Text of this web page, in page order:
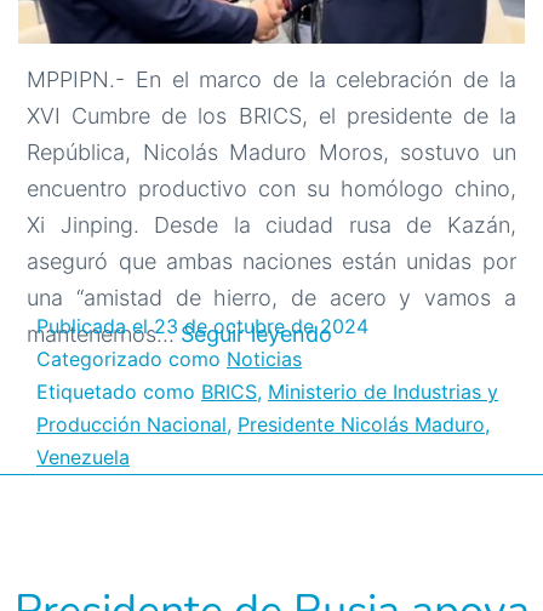
MPPIPN.- En el marco de la celebración de la
XVI Cumbre de los BRICS, el presidente de la
República, Nicolás Maduro Moros, sostuvo un
encuentro productivo con su homólogo chino,
Xi Jinping. Desde la ciudad rusa de Kazán,
aseguró que ambas naciones están unidas por
una “amistad de hierro, de acero y vamos a
mantenernos…Seguir leyendoPresidente
Venezuela
y
China
Publicada el23 de octubre de 2024
Categorizado como Noticias
Etiquetado como BRICS, Ministerio de Industrias y
Producción Nacional, Presidente Nicolás Maduro,
Venezuela